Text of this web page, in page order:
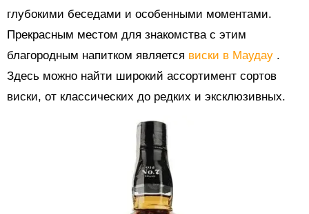
глубокими беседами и особенными моментами.
Прекрасным местом для знакомства с этим
благородным напитком является виски в Маудау .
Здесь можно найти широкий ассортимент сортов
виски, от классических до редких и эксклюзивных.